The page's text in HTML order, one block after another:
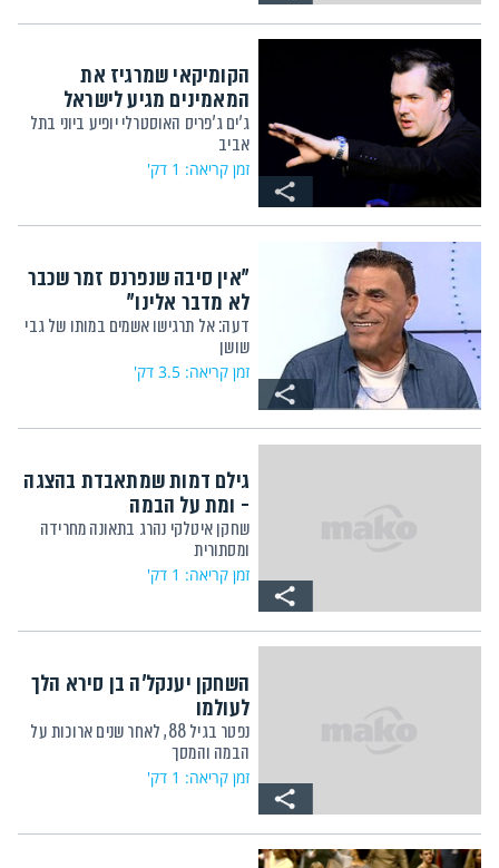
הקומיקאי שמרגיז את
המאמינים מגיע לישראל
ג'ים ג'פריס האוסטרלי יופיע ביוני בתל
אביב
זמן קריאה: 1 דק'
"אין סיבה שנפרנס זמר שכבר
לא מדבר אלינו"
דעה: אל תרגישו אשמים במותו של גבי
שושן
זמן קריאה: 3.5 דק'
גילם דמות שמתאבדת בהצגה
- ומת על הבמה
שחקן איטלקי נהרג בתאונה מחרידה
ומסתורית
זמן קריאה: 1 דק'
השחקן יענקל'ה בן סירא הלך
לעולמו
נפטר בגיל 88, לאחר שנים ארוכות על
הבמה והמסך
זמן קריאה: 1 דק'